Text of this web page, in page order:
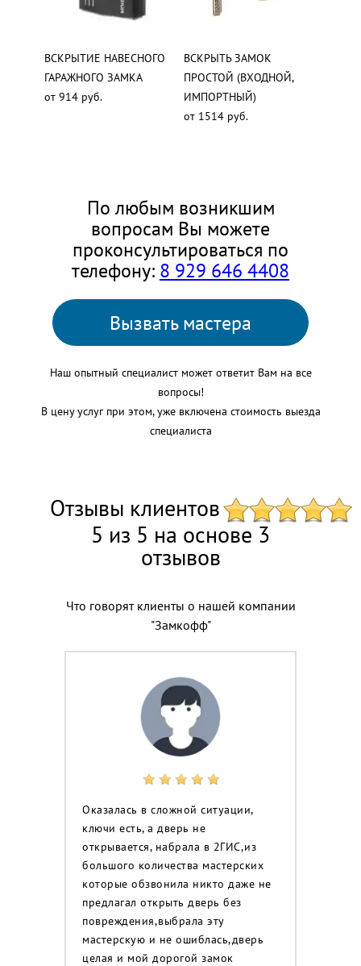
ВСКРЫТИЕ НАВЕСНОГО
ГАРАЖНОГО ЗАМКА
от 914 руб.
ВСКРЫТЬ ЗАМОК
ПРОСТОЙ (ВХОДНОЙ,
ИМПОРТНЫЙ)
от 1514 руб.
По любым возникшим
вопросам Вы можете
проконсультироваться по
телефону: 8 929 646 4408
Вызвать мастера
Наш опытный специалист может ответит Вам на все
вопросы!
В цену услуг при этом, уже включена стоимость выезда
специалиста
Отзывы клиентов
5 из 5 на основе 3
отзывов
Что говорят клиенты о нашей компании
"Замкофф"
Оказалась в сложной ситуации,
ключи есть, а дверь не
открывается, набрала в 2ГИС,из
большого количества мастерских
которые обзвонила никто даже не
предлагал открыть дверь без
повреждения,выбрала эту
мастерскую и не ошиблась,дверь
целая и мой дорогой замок